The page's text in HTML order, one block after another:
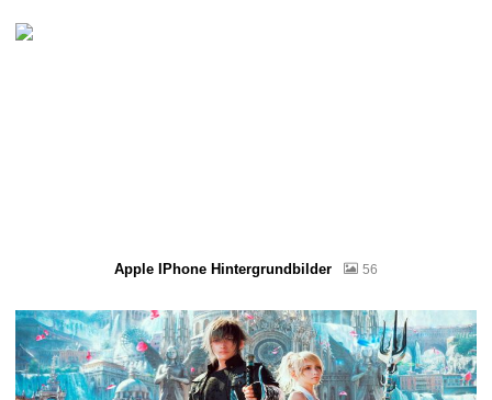
Apple IPhone Hintergrundbilder 56